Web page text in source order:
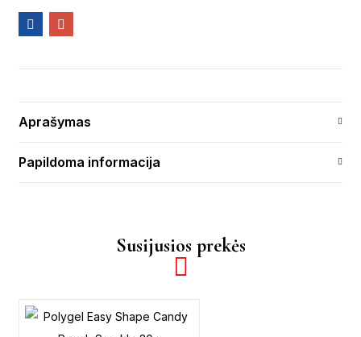
Aprašymas
Papildoma informacija
Susijusios prekės